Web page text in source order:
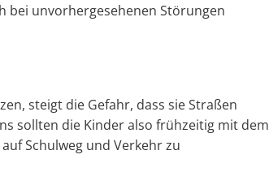
bei unvorhergesehenen Störungen
steigt die Gefahr, dass sie Straßen
sollten die Kinder also frühzeitig mit dem
Schulweg und Verkehr zu